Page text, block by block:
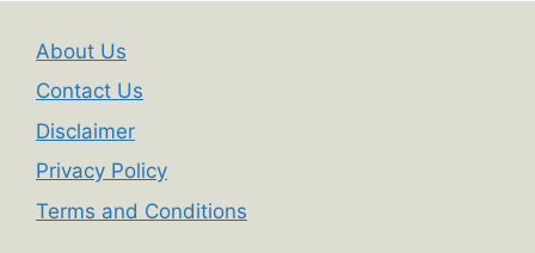
About Us
Contact Us
Disclaimer
Privacy Policy
Terms and Conditions